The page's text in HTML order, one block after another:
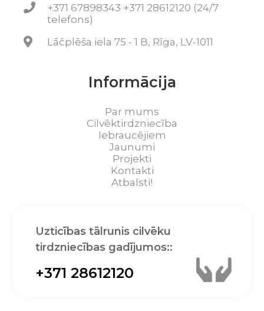
+371 67898343 +371 28612120 (24/7
telefons)
Lāčplēša iela 75 - 1 B, Rīga, LV-1011
Informācija
Par mums
Cilvēktirdzniecība
Iebraucējiem
Jaunumi
Projekti
Kontakti
Atbalsti!
Uzticības tālrunis cilvēku
tirdzniecības gadījumos::
+371 28612120